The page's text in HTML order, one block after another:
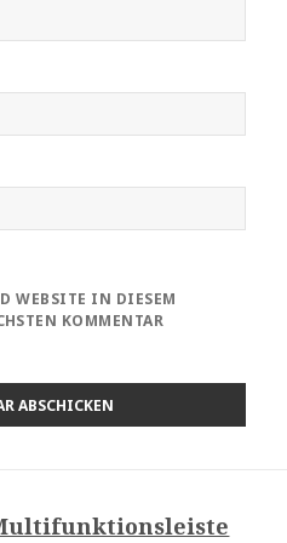
WEBSITE IN DIESEM
KOMMENTAR